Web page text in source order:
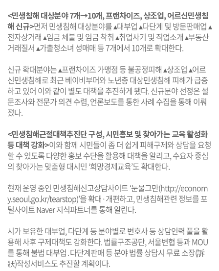
<민생침해 대상분야 7개→10개, 프랜차이즈, 상조업, 어르신민생침
해 신규>먼저 민생침해 대상분야를 ▴대부업 ▴다단계 및 방문판매업 ▴
전자상거래 ▴임금 체불 및 임금 착취 ▴취업사기 및 직업소개 ▴부동산
거래질서 ▴가출청소녀 성매매 등 7개에서 10개로 확대한다.
신규 확대분야는 ▴프랜차이즈 가맹점 등 불공정피해 ▴상조업 ▴어르
신민생침해로 최근 베이비부머와 노년층 대상민생침해 피해가 급증
하고 있어 이와 같이 별도 대책을 추진하게 됐다. 신규분야 선정은 설
문조사와 전문가 의견 수렴, 언론보도를 통한 사례 수집을 통해 이뤄
졌다.
<민생침해근절대책추진단 구성, 시민홍보 및 찾아가는 교육 활성화
등 대책 강화>이와 함께 시민들이 좀 더 쉽게 피해구제와 상담을 요청
할 수 있도록 다양한 홍보 수단을 활용해 대책을 알리고, 수요자 중심
의 찾아가는 맞춤형 대시민 ‘희망경제교육’도 확대한다.
현재 운영 중인 민생침해신고상담사이트 ‘눈물그만(http://econom
y.seoul.go.kr/tearstop)’을 확대·개편하고, 민생침해관련 정보를 포
털사이트 Naver 지식파트너를 통해 알린다.
시가 보유한 대부업, 다단계 등 분야별로 변호사 등 상담인력 풀을 활
용해 사후 구제대책도 강화한다. 법률구조공단, 서울변협 등과 MOU
를 통해 불법 대부업․다단계판매 등 분야 법률 상담시 무료 소장(訴
狀)작성서비스도 추진할 계획이다.